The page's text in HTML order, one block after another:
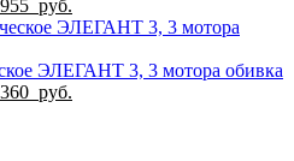
руб.
цена:
955
ЭЛЕГАНТ 3, 3 мотора обивка
руб.